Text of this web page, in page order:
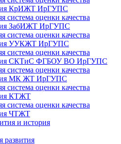
КрИЖТ ИрГУПС
система оценки качества
ЗабИЖТ ИрГУПС
система оценки качества
УУКЖТ ИрГУПС
система оценки качества
СКТиС ФГБОУ ВО ИрГУПС
система оценки качества
МК ЖТ ИрГУПС
система оценки качества
КТЖТ
система оценки качества
ЧТЖТ
и история
развития